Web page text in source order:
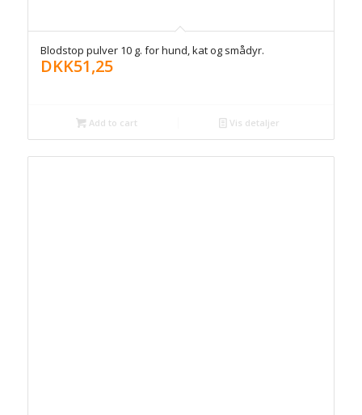
Blodstop pulver 10 g. for hund, kat og smådyr.
DKK51,25
Add to cart Vis detaljer